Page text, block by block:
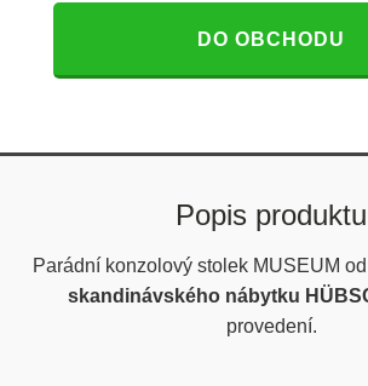
DO OBCHODU
Popis produktu
Parádní konzolový stolek MUSEUM od
skandinávského nábytku
provedení.